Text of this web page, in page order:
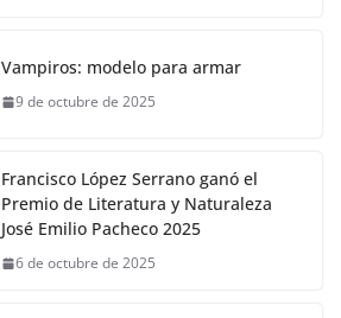
Vampiros: modelo para armar
9 de octubre de 2025
Francisco López Serrano ganó el
Premio de Literatura y Naturaleza
José Emilio Pacheco 2025
6 de octubre de 2025